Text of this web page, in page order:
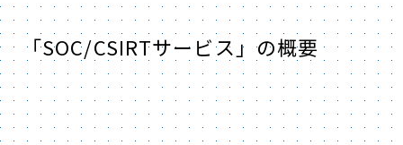
「SOC/CSIRTサービス」の概要